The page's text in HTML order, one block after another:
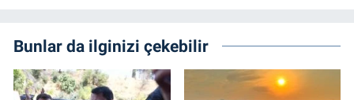
Bunlar da ilginizi çekebilir